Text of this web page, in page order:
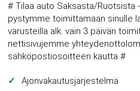
# Tilaa auto Saksasta/Ruotsista
pystymme toimittamaan sinulle
varusteilla alk. vain 3 päivän
nettisivujemme
sähköpostiosoitteen kautta #
Ajonvakautusjärjestelmä